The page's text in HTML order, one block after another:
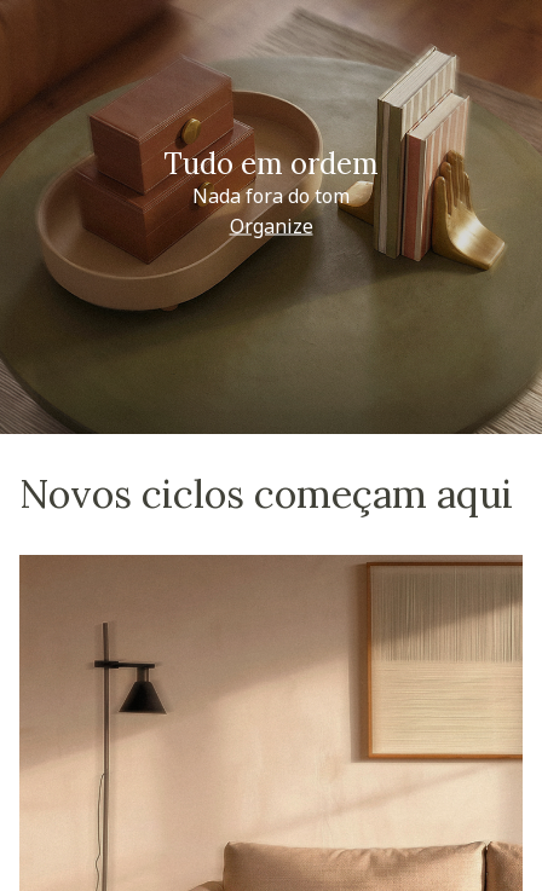
Tudo em ordem
Nada fora do tom
Organize
Novos ciclos começam aqui